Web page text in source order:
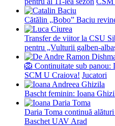
Cătălin „Bobo” Baciu
Transfer de viitor la CSU
pentru „Vulturii galben-
🦁 Continuitate sub panou:
SCM U Craiova! Jucatori
Bascht feminin: Ioana
Daria Toma continuă
Baschet UAV Arad